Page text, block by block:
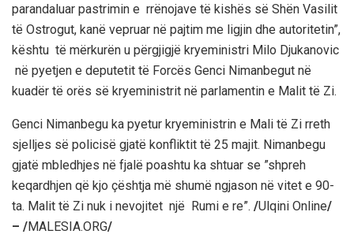
parandaluar pastrimin e rrënojave të kishës së Shën Vasilit
të Ostrogut, kanë vepruar në pajtim me ligjin dhe autoritetin”,
kështu të mërkurën u përgjigjë kryeministri Milo Djukanovic
në pyetjen e deputetit të Forcës Genci Nimanbegut në
kuadër të orës së kryeministrit në parlamentin e Malit të Zi.
Genci Nimanbegu ka pyetur kryeministrin e Mali të Zi rreth
sjelljes së policisë gjatë konfliktit të 25 majit. Nimanbegu
gjatë mbledhjes në fjalë poashtu ka shtuar se ”shpreh
keqardhjen që kjo çështja më shumë ngjason në vitet e 90-
ta. Malit të Zi nuk i nevojitet një Rumi e re”. /Ulqini Online/
– /MALESIA.ORG/